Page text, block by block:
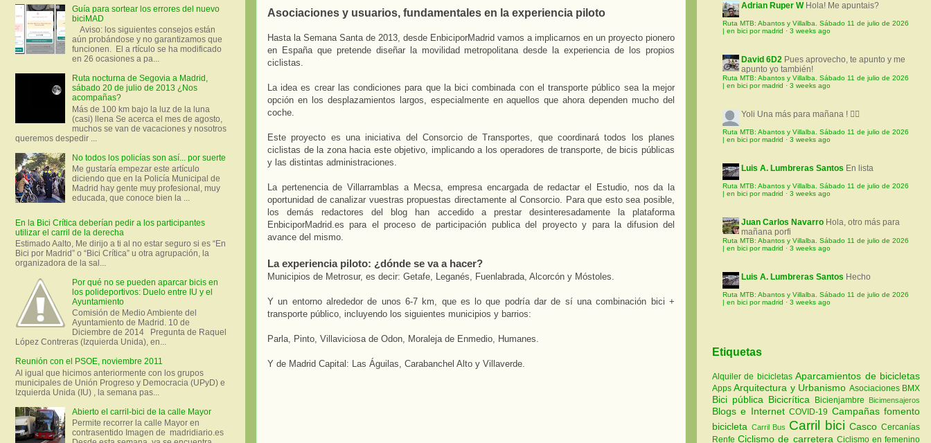
Asociaciones y usuarios, fundamentales en la experiencia piloto
Hasta la Semana Santa de 2013, desde EnbiciporMadrid vamos a implicarnos en un proyecto pionero
en España que pretende diseñar la movilidad metropolitana desde la experiencia de los propios
ciclistas.
La idea es crear las condiciones para que la bici combinada con el transporte público sea la mejor
opción en los desplazamientos largos, especialmente en aquellos que ahora dependen mucho del
coche.
Este proyecto es una iniciativa del Consorcio de Transportes, que coordinará todos los planes
ciclistas de la zona hacia este objetivo, implicando a los operadores de transporte, de bicis públicas
y las distintas administraciones.
La pertenencia de Villarramblas a Mecsa, empresa encargada de redactar el Estudio, nos da la
oportunidad de canalizar vuestras propuestas directamente al Consorcio. Para que esto sea posible,
los demás redactores del blog han accedido a prestar desinteresadamente la plataforma
EnbiciporMadrid.es para el proceso de participación publica del proyecto y para la difusion del
avance del mismo.
La experiencia piloto: ¿dónde se va a hacer?
Municipios de Metrosur, es decir: Getafe, Leganés, Fuenlabrada, Alcorcón y Móstoles.
Y un entorno alrededor de unos 6-7 km, que es lo que podría dar de sí una combinación bici +
transporte público, incluyendo los siguientes municipios y barrios:
Parla, Pinto, Villaviciosa de Odon, Moraleja de Enmedio, Humanes.
Y de Madrid Capital: Las Águilas, Carabanchel Alto y Villaverde.
Guía para sortear los errores del nuevo
biciMAD
Aviso: los siguientes consejos están
aún probándose y no garantizamos que
funcionen. El a rtículo se ha modificado
en 26 ocasiones a pa...
Ruta nocturna de Segovia a Madrid,
sábado 20 de julio de 2013 ¿Nos
acompañas?
Más de 100 km bajo la luz de la luna
(casi) llena Se acerca el mes de agosto,
muchos se van de vacaciones y nosotros
queremos despedir ...
No todos los policías son así... por suerte
Me gustaría empezar este artículo
diciendo que en la Policía Municipal de
Madrid hay gente muy profesional, muy
educada, que conoce bien la ...
En la Bici Crítica deberían pedir a los participantes
utilizar el carril de la derecha
Estimado Aalto, Me dirijo a ti al no estar seguro si es “En
Bici por Madrid” o “Bici Crítica” u otra agrupación, la
organizadora de la sal...
Por qué no se pueden aparcar bicis en
los polideportivos: Duelo entre IU y el
Ayuntamiento
Comisión de Medio Ambiente del
Ayuntamiento de Madrid. 10 de
Diciembre de 2014 Pregunta de Raquel
López Contreras (Izquierda Unida), en...
Reunión con el PSOE, noviembre 2011
Al igual que hicimos anteriormente con los grupos
municipales de Unión Progreso y Democracia (UPyD) e
Izquierda Unida (IU) , la semana pas...
Abierto el carril-bici de la calle Mayor
Permite recorrer la calle Mayor en
contrasentido Imagen de madridiario.es
Adrian Ruper W Hola! Me apuntais?
Ruta MTB: Abantos y Villalba. Sábado 11 de julio de 2026
| en bici por madrid · 3 weeks ago
David 6D2 Pues aprovecho, te apunto y me
apunto yo también!
Ruta MTB: Abantos y Villalba. Sábado 11 de julio de 2026
| en bici por madrid · 3 weeks ago
Yoli Una más para mañana ! 🚵‍♀️
Ruta MTB: Abantos y Villalba. Sábado 11 de julio de 2026
| en bici por madrid · 3 weeks ago
Luis A. Lumbreras Santos En lista
Ruta MTB: Abantos y Villalba. Sábado 11 de julio de 2026
| en bici por madrid · 3 weeks ago
Juan Carlos Navarro Hola, otro más para
mañana porfi
Ruta MTB: Abantos y Villalba. Sábado 11 de julio de 2026
| en bici por madrid · 3 weeks ago
Luis A. Lumbreras Santos Hecho
Ruta MTB: Abantos y Villalba. Sábado 11 de julio de 2026
| en bici por madrid · 3 weeks ago
Etiquetas
Alquiler de bicicletasAparcamientos de bicicletas
AppsArquitectura y Urbanismo Asociaciones BMX
Bici pública Bicicrítica Bicienjambre Bicimensajeros
Blogs e InternetCOVID-19 Campañas fomento
bicicleta Carril Bus Carril biciCascoCercanías
RenfeCiclismo de carretera Ciclismo en femenino